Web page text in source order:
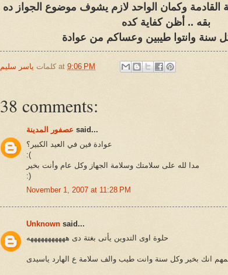
وكمان الواحد لازم يشوف موضوع الجواز ده
بقه .. أظن كفاية كده
سنة وانتوا طيبين وعساكم من عوادة
كلمات ياسر سليم at 9:06 PM
38 comments:
عصفور المدينة said...
عوادة فين في العيد الكبير؟
:(
مدا لله على سلامتك وسلامة الجهاز وكل عام وأنت بخير
:)
November 1, 2007 at 11:28 PM
Unknown said...
حلوة اوى التدوين يأتى بغتة دى هههههههههههه
انك بخير وكل سنة وانت طيب والف سلامة ع الهارد ياسيدى